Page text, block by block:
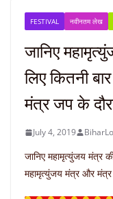
FESTIVAL नवीनतम लेख
जानिए
लिए कितनी
मंत्र जप के
July 4, 2019
जानिए महामृत्युंजय मंत्र
महामृत्युंजय मंत्र और